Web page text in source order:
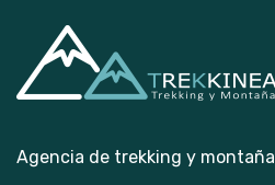
Agencia de trekking y montaña